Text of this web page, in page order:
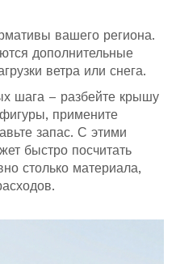
вашего региона.
дополнительные
ветра или снега.
шага – разбейте крышу
примените
запас. С этими
быстро посчитать
столько материала,